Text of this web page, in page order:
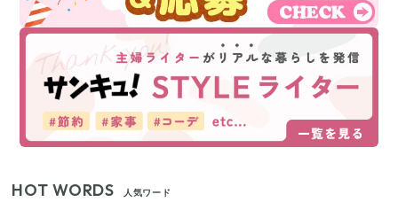
HOT WORDS 人気ワード